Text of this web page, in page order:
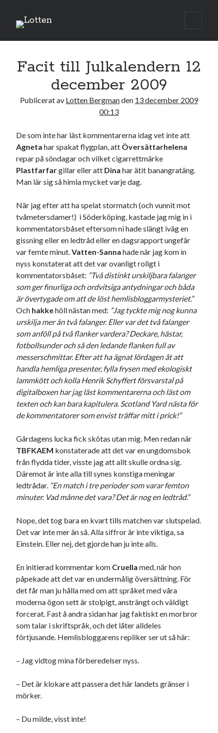
Lotten
primär
meny
Sidopanel
T T F L S
2 3 4 5 6
7 8 9 10 11 12 13
19 20
21 22 23 24 25 26 27
28 29 30 31
« nov jan »
Sök
Kategorier
Kategorier
Etiketter
#blogg100 allmänbildning barn
barnen basket bil corona
död England fest film fotboll
historia hotell jobb
Julkalendern
julkalendern 2021 Julkalendern 2024 konst
kåseri mat minne
minnen mode museum musik
nostalgi ord radio recept
sommar språk språkpolis
svenska
USA
Dessa har något gemensamt
Fantastiskt välformulerad moderecensent
Onödiga citattecken
En amerikansk språkpolis
Facit till Julkalendern 12
december 2009
Publicerat av Lotten Bergmanden 13 december 2009
00:13
De som inte har läst kommentarerna idag vet inte att
Agneta har spakat flygplan, att Översättarhelena
repar på söndagar och vilket cigarrettmärke
Plastfarfargillar eller att Dina har ätit banangratäng.
Man lär sig så himla mycket varje dag.
När jag efter att ha spelat stormatch (och vunnit mot
tvåmetersdamer!) i Söderköping, kastade jag mig in i
kommentatorsbåset eftersom ni hade slängt iväg en
gissning eller en ledtråd eller en dagsrapport ungefär
var femte minut.Vatten-Sanna hade när jag kom in
nyss konstaterat att det var ovanligt roligt i
kommentatorsbåset: ”Två distinkt urskiljbara falanger
som ger finurliga och ordvitsiga antydningar och båda
är övertygade om att de löst hemlisbloggarmysteriet.”
Och hakkehöll nästan med: ”Jag tyckte mig nog kunna
urskilja mer än två falanger. Eller var det två falanger
som anföll på två flanker vardera? Deckare, hästar,
fotbollsunder och så den ledande flanken full av
messerschmittar. Efter att ha ägnat lördagen åt att
handla hemliga presenter, fylla frysen med ekologiskt
lammkött och kolla Henrik Schyffert försvarstal på
digitalboxen har jag läst kommentarerna och läst om
texten och kan bara kapitulera. Scotland Yard nästa för
de kommentatorer som envist träffar mitt i prick!”
Gårdagens lucka fick skötas utan mig. Men redan när
TBFKAEM konstaterade att det var en ungdomsbok
från flydda tider, visste jag att allt skulle ordna sig.
Däremot är inte alla till synes konstiga meningar
ledtrådar. ”En match i tre perioder som varar femton
minuter. Vad månne det vara? Det är nog en ledtråd.”
Nope, det tog bara en kvart tills matchen var slutspelad.
Det var inte mer än så. Alla siffror är inte viktiga, sa
Einstein. Eller nej, det gjorde han ju inte alls.
En initierad kommentar kom Cruella med, när hon
påpekade att det var en undermålig översättning. För
det får man ju hålla med om att språket med våra
moderna ögon sett är stolpigt, ansträngt och väldigt
forcerat. Fast å andra sidan har jag faktiskt en morbror
som talar i skriftspråk, och det låter alldeles
förtjusande. Hemlisbloggarens repliker ser ut så här:
– Jag vidtog mina förberedelser nyss.
– Det är klokare att passera det här landets gränser i
mörker.
– Du milde, visst inte!